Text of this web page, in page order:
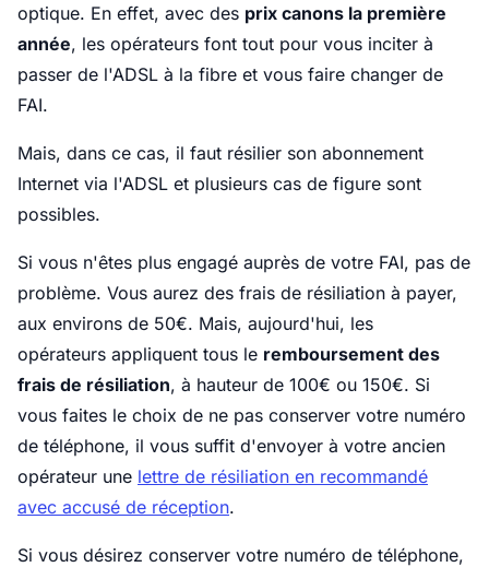
optique. En effet, avec des prix canons la première
année, les opérateurs font tout pour vous inciter à
passer de l'ADSL à la fibre et vous faire changer de
FAI.
Mais, dans ce cas, il faut résilier son abonnement
Internet via l'ADSL et plusieurs cas de figure sont
possibles.
Si vous n'êtes plus engagé auprès de votre FAI, pas de
problème. Vous aurez des frais de résiliation à payer,
aux environs de 50€. Mais, aujourd'hui, les
opérateurs appliquent tous le remboursement des
frais de résiliation, à hauteur de 100€ ou 150€. Si
vous faites le choix de ne pas conserver votre numéro
de téléphone, il vous suffit d'envoyer à votre ancien
opérateur une lettre de résiliation en recommandé
avec accusé de réception.
Si vous désirez conserver votre numéro de téléphone,